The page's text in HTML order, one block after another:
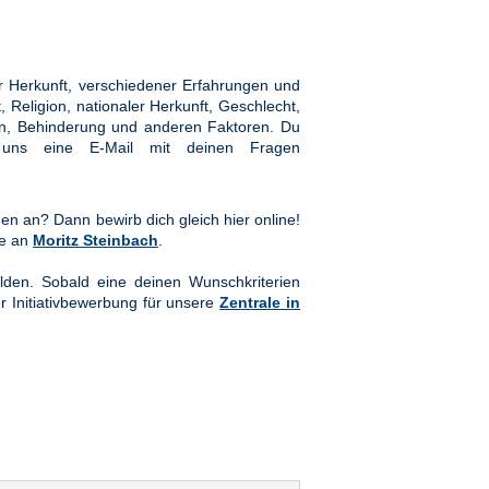
verschiedener Erfahrungen und
nationaler Herkunft, Geschlecht,
Behinderung und anderen Faktoren. Du
eine E-Mail mit deinen Fragen
an? Dann bewirb dich gleich hier online!
an Moritz Steinbach
Sobald eine deinen Wunschkriterien
Initiativbewerbung für unsereZentrale in